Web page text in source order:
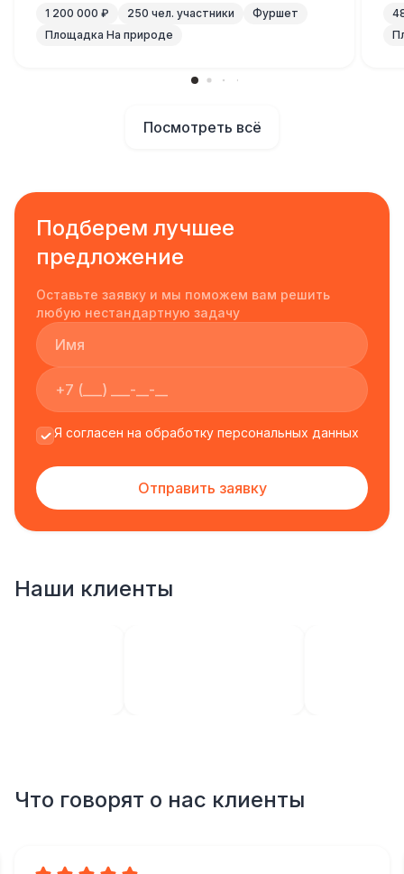
1 200 000 ₽ 250 чел. участники
Фуршет
Площадка На природе
Посмотреть всё
Подберем лучшее
предложение
Оставьте заявку и мы поможем вам решить
любую нестандартную задачу
Я согласен на обработку персональных данных
Отправить заявку
Наши клиенты
Что говорят о нас клиенты